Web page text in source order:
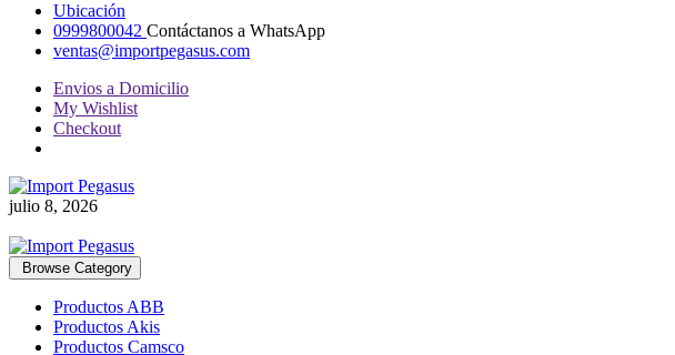
Ubicación
0999800042 Contáctanos a WhatsApp
ventas@importpegasus.com
Envios a Domicilio
My Wishlist
Checkout
julio 8, 2026
Browse Category
Productos ABB
Productos Akis
Productos Camsco